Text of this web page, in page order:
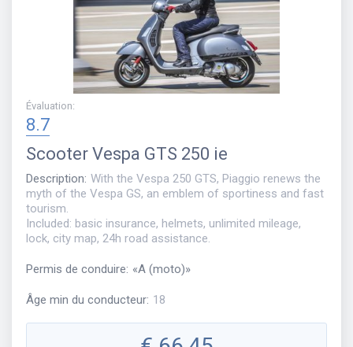
Évaluation:
8.7
Scooter Vespa GTS 250 ie
Description: With the Vespa 250 GTS, Piaggio renews the
myth of the Vespa GS, an emblem of sportiness and fast
tourism.
Included: basic insurance, helmets, unlimited mileage,
lock, city map, 24h road assistance.
Permis de conduire: «A (moto)»
Âge min du conducteur: 18